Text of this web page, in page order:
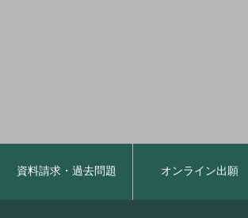
資料請求・過去問題 オンライン出願